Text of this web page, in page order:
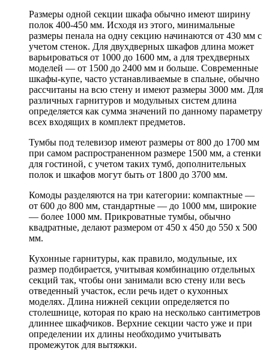
Размеры одной секции шкафа обычно имеют ширину
полок 400-450 мм. Исходя из этого, минимальные
размеры пенала на одну секцию начинаются от 430 мм с
учетом стенок. Для двухдверных шкафов длина может
варьироваться от 1000 до 1600 мм, а для трехдверных
моделей — от 1500 до 2400 мм и больше. Современные
шкафы-купе, часто устанавливаемые в спальне, обычно
рассчитаны на всю стену и имеют размеры 3000 мм. Для
различных гарнитуров и модульных систем длина
определяется как сумма значений по данному параметру
всех входящих в комплект предметов.
Тумбы под телевизор имеют размеры от 800 до 1700 мм
при самом распространенном размере 1500 мм, а стенки
для гостиной, с учетом таких тумб, дополнительных
полок и шкафов могут быть от 1800 до 3700 мм.
Комоды разделяются на три категории: компактные —
от 600 до 800 мм, стандартные — до 1000 мм, широкие
— более 1000 мм. Прикроватные тумбы, обычно
квадратные, делают размером от 450 х 450 до 550 х 500
мм.
Кухонные гарнитуры, как правило, модульные, их
размер подбирается, учитывая комбинацию отдельных
секций так, чтобы они занимали всю стену или весь
отведенный участок, если речь идет о кухонных
моделях. Длина нижней секции определяется по
столешнице, которая по краю на несколько сантиметров
длиннее шкафчиков. Верхние секции часто уже и при
определении их длины необходимо учитывать
промежуток для вытяжки.